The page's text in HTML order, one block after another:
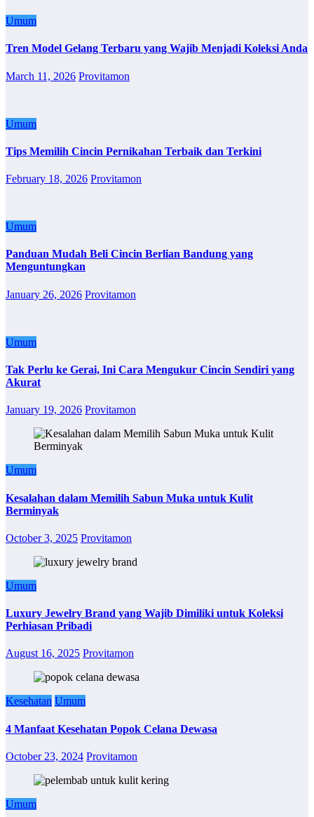
Umum
Tren Model Gelang Terbaru yang Wajib Menjadi Koleksi Anda
March 11, 2026 Provitamon
Umum
Tips Memilih Cincin Pernikahan Terbaik dan Terkini
February 18, 2026 Provitamon
Umum
Panduan Mudah Beli Cincin Berlian Bandung yang
Menguntungkan
January 26, 2026 Provitamon
Umum
Tak Perlu ke Gerai, Ini Cara Mengukur Cincin Sendiri yang
Akurat
January 19, 2026 Provitamon
Umum
Kesalahan dalam Memilih Sabun Muka untuk Kulit
Berminyak
October 3, 2025 Provitamon
Umum
Luxury Jewelry Brand yang Wajib Dimiliki untuk Koleksi
Perhiasan Pribadi
August 16, 2025 Provitamon
Kesehatan Umum
4 Manfaat Kesehatan Popok Celana Dewasa
October 23, 2024 Provitamon
Umum